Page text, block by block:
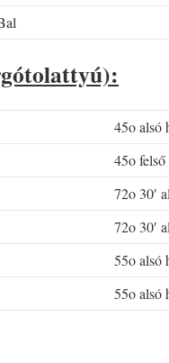
45o alsó
45o
72o 30′
72o 30′
55o alsó
55o alsó